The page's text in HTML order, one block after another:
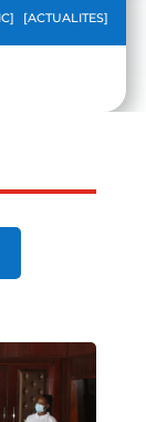
[ACTUALITES]